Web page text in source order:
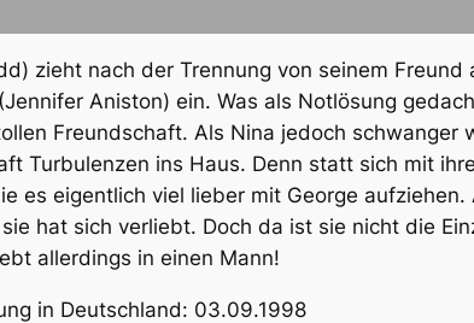
zieht nach der Trennung von seinem
Aniston) ein. Was als Notlösung
Freundschaft. Als Nina jedoch schwanger
Turbulenzen ins Haus. Denn statt sich mit
es eigentlich viel lieber mit George
hat sich verliebt. Doch da ist sie nicht die
allerdings in einen Mann!
in Deutschland: 03.09.1998